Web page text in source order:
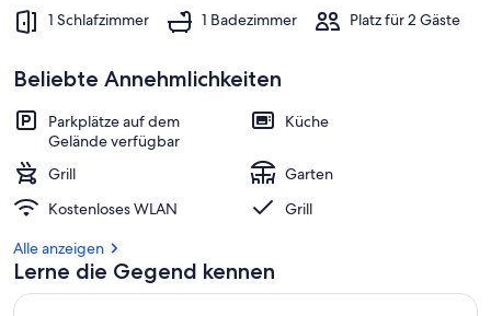
1 Schlafzimmer 1 Badezimmer Platz für 2 Gäste
Beliebte Annehmlichkeiten
Parkplätze auf dem
Gelände verfügbar
Küche
Grill
Garten
Kostenloses WLAN
Grill
Alle anzeigen
Lerne die Gegend kennen